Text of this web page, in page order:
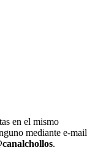
en el mismo
mediante e-mail
.